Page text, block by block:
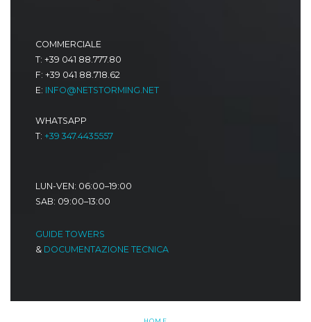
COMMERCIALE
T: +39 041 88.777.80
F: +39 041 88.718.62
E: INFO@NETSTORMING.NET
WHATSAPP
T:+39 347.4435557
LUN-VEN: 06:00–19:00
SAB: 09:00–13:00
GUIDE TOWERS
& DOCUMENTAZIONE TECNICA